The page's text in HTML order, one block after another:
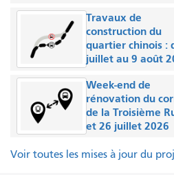
Travaux de
construction du
quartier chinois :
juillet au 9 août
Week-end de
rénovation du
de la Troisième
et 26 juillet 2026
Voir toutes les mises à jour du